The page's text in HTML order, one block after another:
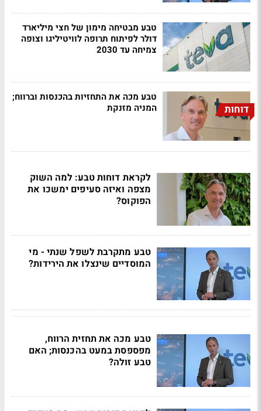
טבע מבטיחה מימון של חצי מיליארד
דולר לפיתוח תרופה לוויטיליגו וצופה
צמיחה עד 2030
דוחות
טבע מכה את התחזיות בהכנסות וברווח;
המניה מזנקת
לקראת דוחות טבע: למה השוק
מצפה ואיזה סעיפים ימשכו את
הפוקוס?
טבע מתקרבת לשפל שנתי - מי
המוסדיים שינצלו את הירידות?
טבע מכה את תחזית הרווח,
מפספסת במעט בהכנסות; האם
טבע זולה?